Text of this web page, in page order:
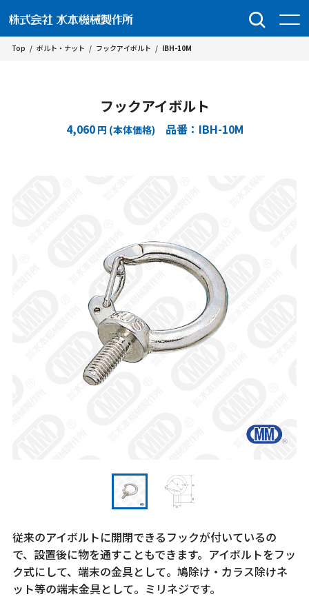
Top / ボルト・ナット / フックアイボルト / IBH-10M
フックアイボルト
4,060 円 (本体価格) 品番：IBH-10M
従来のアイボルトに開閉できるフックが付いているの
で、設置後に物を通すこともできます。アイボルトをフッ
ク式にして、端末の金具として。鳩除け・カラス除けネ
ット等の端末金具として。ミリネジです。